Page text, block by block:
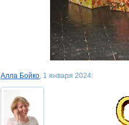
Алла Бойко, 1 января 2024: